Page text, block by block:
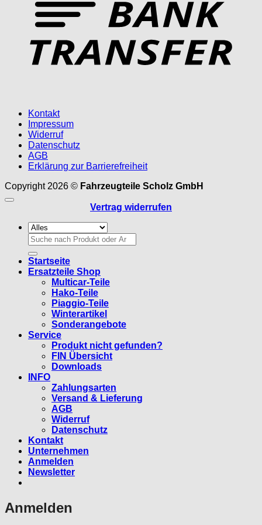
Kontakt
Impressum
Widerruf
Datenschutz
AGB
Erklärung zur Barrierefreiheit
Copyright 2026 © Fahrzeugteile Scholz GmbH
Vertrag widerrufen
Suchen
nach:
Startseite
Ersatzteile Shop
Multicar-Teile
Hako-Teile
Piaggio-Teile
Winterartikel
Sonderangebote
Service
Produkt nicht gefunden?
FIN Übersicht
Downloads
INFO
Zahlungsarten
Versand & Lieferung
AGB
Widerruf
Datenschutz
Kontakt
Unternehmen
Anmelden
Newsletter
Anmelden